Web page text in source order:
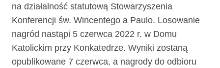
na działalność statutową Stowarzyszenia
Konferencji św. Wincentego a Paulo. Losowanie
nagród nastąpi 5 czerwca 2022 r. w Domu
Katolickim przy Konkatedrze. Wyniki zostaną
opublikowane 7 czerwca, a nagrody do odbioru